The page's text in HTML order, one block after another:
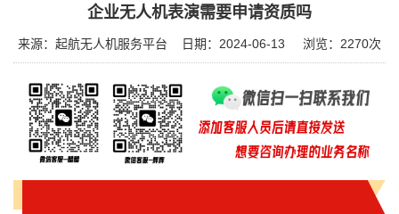
企业无人机表演需要申请资质吗
来源：起航无人机服务平台 日期：2024-06-13 浏览： 2270次